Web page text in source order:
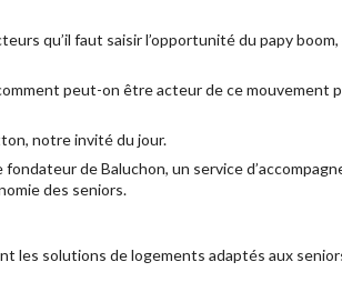
qu’il faut saisir l’opportunité du papy
peut-on être acteur de ce mouvement
notre invité du jour.
de Baluchon, un service
des seniors.
les solutions de logements adaptés aux